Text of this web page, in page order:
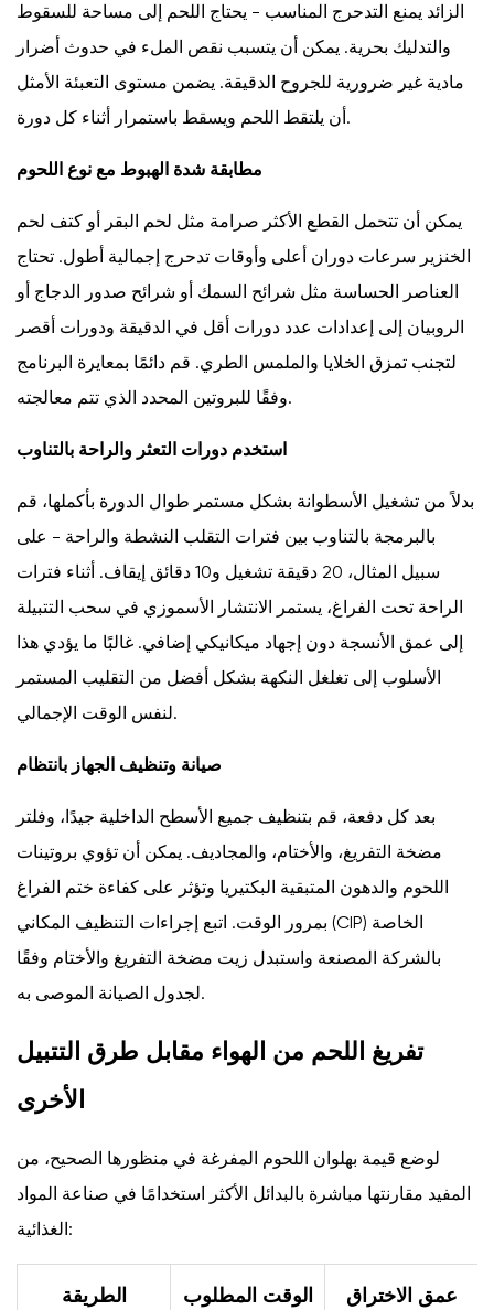
الزائد يمنع التدحرج المناسب - يحتاج اللحم إلى مساحة للسقوط
والتدليك بحرية. يمكن أن يتسبب نقص الملء في حدوث أضرار
مادية غير ضرورية للجروح الدقيقة. يضمن مستوى التعبئة الأمثل
أن يلتقط اللحم ويسقط باستمرار أثناء كل دورة.
مطابقة شدة الهبوط مع نوع اللحوم
يمكن أن تتحمل القطع الأكثر صرامة مثل لحم البقر أو كتف لحم
الخنزير سرعات دوران أعلى وأوقات تدحرج إجمالية أطول. تحتاج
العناصر الحساسة مثل شرائح السمك أو شرائح صدور الدجاج أو
الروبيان إلى إعدادات عدد دورات أقل في الدقيقة ودورات أقصر
لتجنب تمزق الخلايا والملمس الطري. قم دائمًا بمعايرة البرنامج
وفقًا للبروتين المحدد الذي تتم معالجته.
استخدم دورات التعثر والراحة بالتناوب
بدلاً من تشغيل الأسطوانة بشكل مستمر طوال الدورة بأكملها، قم
بالبرمجة بالتناوب بين فترات التقلب النشطة والراحة - على
سبيل المثال، 20 دقيقة تشغيل و10 دقائق إيقاف. أثناء فترات
الراحة تحت الفراغ، يستمر الانتشار الأسموزي في سحب التتبيلة
إلى عمق الأنسجة دون إجهاد ميكانيكي إضافي. غالبًا ما يؤدي هذا
الأسلوب إلى تغلغل النكهة بشكل أفضل من التقليب المستمر
لنفس الوقت الإجمالي.
صيانة وتنظيف الجهاز بانتظام
بعد كل دفعة، قم بتنظيف جميع الأسطح الداخلية جيدًا، وفلتر
مضخة التفريغ، والأختام، والمجاديف. يمكن أن تؤوي بروتينات
اللحوم والدهون المتبقية البكتيريا وتؤثر على كفاءة ختم الفراغ
بمرور الوقت. اتبع إجراءات التنظيف المكاني (CIP) الخاصة
بالشركة المصنعة واستبدل زيت مضخة التفريغ والأختام وفقًا
لجدول الصيانة الموصى به.
تفريغ اللحم من الهواء مقابل طرق التتبيل
الأخرى
لوضع قيمة بهلوان اللحوم المفرغة في منظورها الصحيح، من
المفيد مقارنتها مباشرة بالبدائل الأكثر استخدامًا في صناعة المواد
الغذائية:
الطريقة الوقت المطلوب عمق الاختراق